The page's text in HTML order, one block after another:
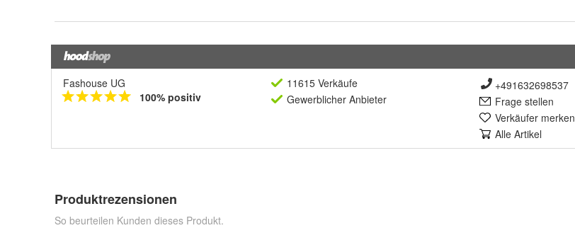
Fashouse UG
100% positiv
11615 Verkäufe
Gewerblicher Anbieter
+491632698537
Frage stellen
Verkäufer merken
Alle Artikel
Produktrezensionen
So beurteilen Kunden dieses Produkt.